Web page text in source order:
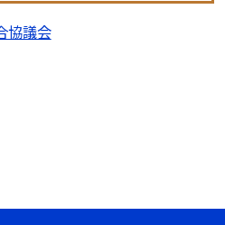
協議会